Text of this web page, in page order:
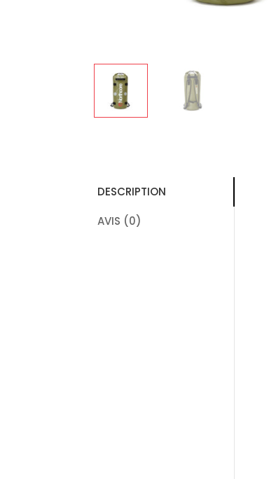
DESCRIPTION
AVIS (0)